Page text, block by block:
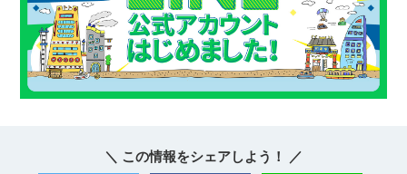
＼ この情報をシェアしよう！ ／
観光ガイド
ランキング